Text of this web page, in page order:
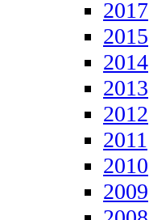
2017
2015
2014
2013
2012
2011
2010
2009